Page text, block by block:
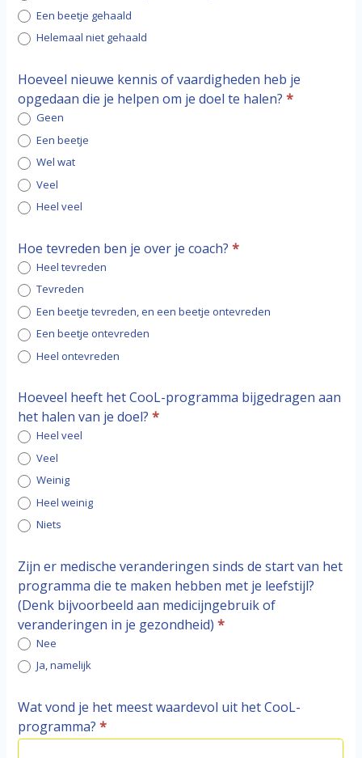
Een beetje gehaald
Helemaal niet gehaald
Hoeveel nieuwe kennis of vaardigheden heb je
opgedaan die je helpen om je doel te halen?*
Geen
Een beetje
Wel wat
Veel
Heel veel
Hoe tevreden ben je over je coach?*
Heel tevreden
Tevreden
Een beetje tevreden, en een beetje ontevreden
Een beetje ontevreden
Heel ontevreden
Hoeveel heeft het CooL-programma bijgedragen aan
het halen van je doel?*
Heel veel
Veel
Weinig
Heel weinig
Niets
Zijn er medische veranderingen sinds de start van het
programma die te maken hebben met je leefstijl?
(Denk bijvoorbeeld aan medicijngebruik of
veranderingen in je gezondheid)*
Nee
Ja, namelijk
Wat vond je het meest waardevol uit het CooL-
programma?*